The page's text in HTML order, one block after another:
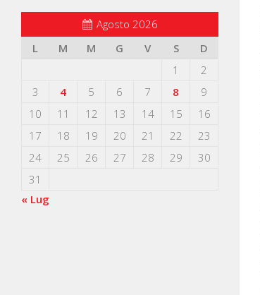
Agosto 2026
L
M M G V S
D
1
2
3
4 5 6 7 8
9
10
11 12 13 14 15
16
17
18 19 20 21 22
23
24
25 26 27 28 29
30
31
« Lug